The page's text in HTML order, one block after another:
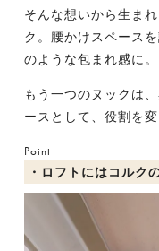
そんな想いから生ま
ク。腰かけスペース
のような包まれ感に。
もう一つのヌックは
ースとして、役割を
Point
・ロフトにはコルク